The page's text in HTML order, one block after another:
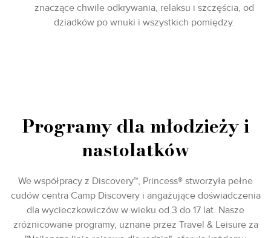
znaczące chwile odkrywania, relaksu i szczęścia, od
dziadków po wnuki i wszystkich pomiędzy.
Programy dla młodzieży i
nastolatków
We współpracy z Discovery™, Princess® stworzyła pełne
cudów centra Camp Discovery i angażujące doświadczenia
dla wycieczkowiczów w wieku od 3 do 17 lat. Nasze
zróżnicowane programy, uznane przez Travel & Leisure za